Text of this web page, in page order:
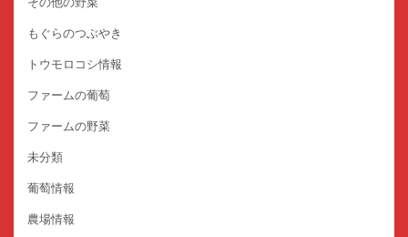
もぐらのつぶやき
トウモロコシ情報
ファームの葡萄
ファームの野菜
未分類
葡萄情報
農場情報